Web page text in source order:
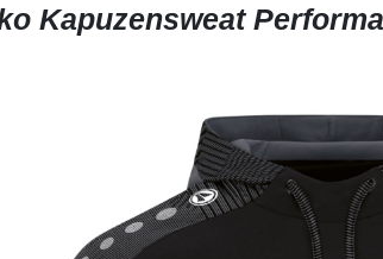
Kapuzensweat